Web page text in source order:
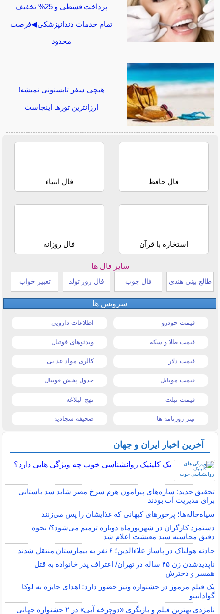
پرداخت قسطی و 25% تخفیف
تمام خدمات دندانپزشکی◀فرصت
محدود
هیچی سفر تابستونی نمیشه!
ارزانترین تورها اینجاست
فال حافظ فال انبیاء
استخاره با قرآن فال روزانه
سایر فال ها
طالع بینی هندی فال چوب فال روز تولد تعبیر خواب
سرویس ها
قیمت خودرو اطلاعات دارویی
قیمت طلا و سکه ویدئوهای فوتبال
قیمت دلار کالری مواد غذایی
قیمت موبایل جدول پخش فوتبال
قیمت تبلت نهج البلاغه
تیتر روزنامه ها صحیفه سجادیه
آخرین اخبار ایران و جهان
یک کلینیک روانشناسی خوب چه ویژگی هایی دارد؟
تحقیق جدید: سازه‌های پیرامون هرم سرخ مصر شاید سد باستانی
برای مدیریت آب بودند
سیاه‌چاله‌ها؛ پرخورهای کیهانی که غذایشان را پس می‌زنند
دستمزد کارگران در شهریورماه دوباره ترمیم می‌شود؟/ نحوه
دقیق محاسبه سبد معیشت اعلام شد
حادثه هولناک در پاساژ علاءالدین؛ ۶ نفر به بیمارستان منتقل شدند
ناپدیدشدن زن ۴۵ ساله در تهران/ اعتراف پدر خانواده به قتل
همسر و دخترش
یک فیلم مرموز در جشنواره ونیز حضور دارد؛ اهدای جایزه به لوکا
گوادانینو
نامزدی بهترین فیلم و بازیگری «دوچرخه آبی» در ۲ جشنواره جهانی